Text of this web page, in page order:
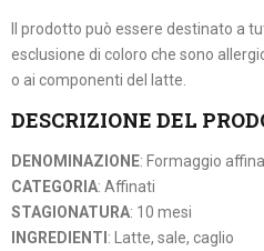
Il prodotto può essere destinato a
esclusione di coloro che sono
o ai componenti del latte.
DESCRIZIONE DEL
DENOMINAZIONE: Formaggio
CATEGORIA: Affinati
STAGIONATURA: 10 mesi
INGREDIENTI: Latte, sale, caglio